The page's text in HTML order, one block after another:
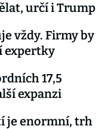
určí i Trump
vždy. Firmy by
expertky
17,5
expanzi
je enormní, trh